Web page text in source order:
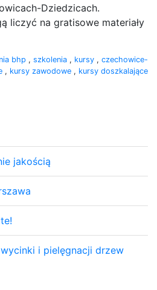
Dziedzicach.
liczyć na gratisowe materiały
bhp , szkolenia , kursy , czechowice-
, kursy zawodowe , kursy doszkalające
jakością
wycinki i pielęgnacji drzew